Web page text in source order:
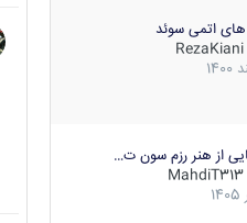
اتمی سوئد
RezaKiani
از هنر رزم سون ت…
MahdiT313